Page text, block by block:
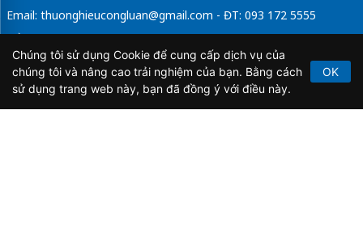
Email: thuonghieucongluan@gmail.com - ĐT: 093 172 5555
Tổng Biên Tập: Vũ Đức Thuận
Giấy phép hoạt động báo chí điện tử số 64/GP-BTTTT do Bộ
Thông tin và Truyền thông cấp ngày 21/2/2020.
Chúng tôi sử dụng Cookie để cung cấp dịch vụ của
chúng tôi và nâng cao trải nghiệm của bạn. Bằng cách
sử dụng trang web này, bạn đã đồng ý với điều này.
OK